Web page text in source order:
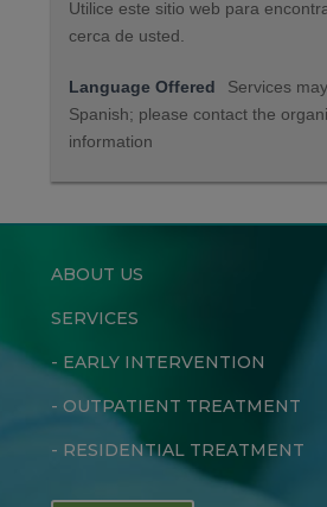
Utilice este sitio web para
cerca de usted.
Language Offered
Services
Spanish; please contact the
information
ABOUT US
SERVICES
- EARLY INTERVENTION
- OUTPATIENT TREATMENT
- RESIDENTIAL TREATMENT